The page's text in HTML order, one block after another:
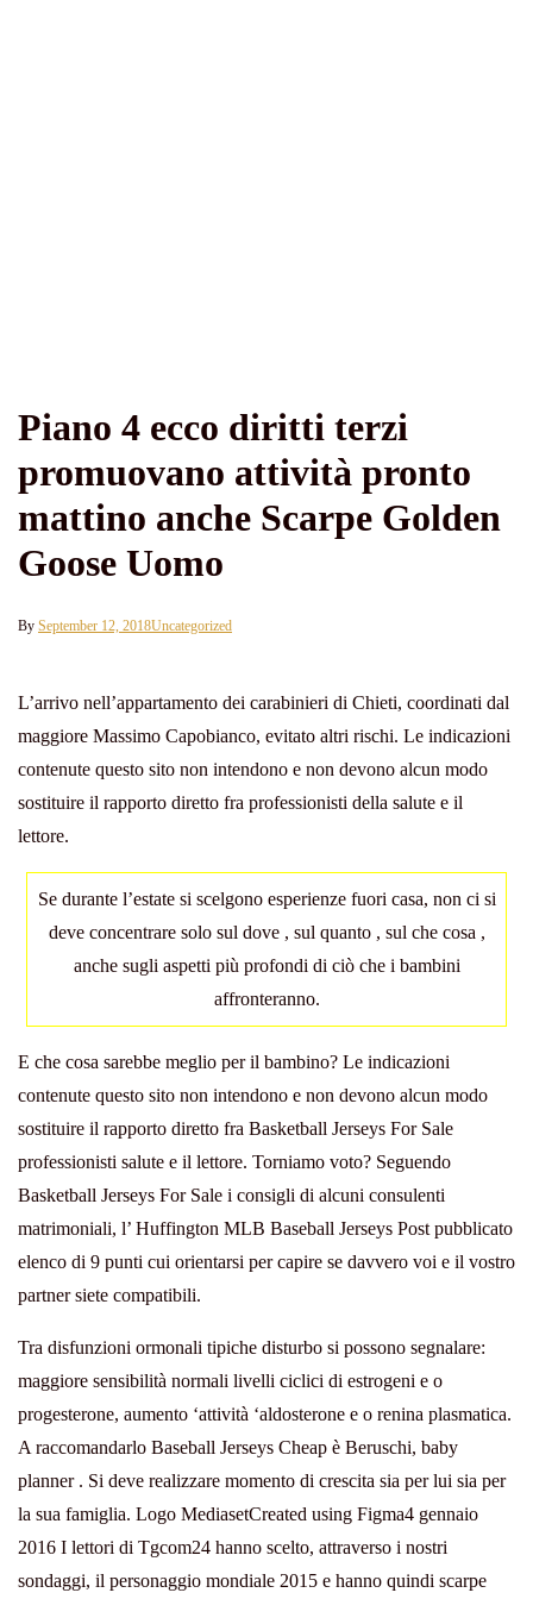
Piano 4 ecco diritti terzi
promuovano attività pronto
mattino anche Scarpe Golden
Goose Uomo
By September 12, 2018Uncategorized
L’arrivo nell’appartamento dei carabinieri di Chieti, coordinati dal
maggiore Massimo Capobianco, evitato altri rischi. Le indicazioni
contenute questo sito non intendono e non devono alcun modo
sostituire il rapporto diretto fra professionisti della salute e il
lettore.
Se durante l’estate si scelgono esperienze fuori casa, non ci si
deve concentrare solo sul dove , sul quanto , sul che cosa ,
anche sugli aspetti più profondi di ciò che i bambini
affronteranno.
E che cosa sarebbe meglio per il bambino? Le indicazioni
contenute questo sito non intendono e non devono alcun modo
sostituire il rapporto diretto fra Basketball Jerseys For Sale
professionisti salute e il lettore. Torniamo voto? Seguendo
Basketball Jerseys For Sale i consigli di alcuni consulenti
matrimoniali, l’ Huffington MLB Baseball Jerseys Post pubblicato
elenco di 9 punti cui orientarsi per capire se davvero voi e il vostro
partner siete compatibili.
Tra disfunzioni ormonali tipiche disturbo si possono segnalare:
maggiore sensibilità normali livelli ciclici di estrogeni e o
progesterone, aumento ‘attività ‘aldosterone e o renina plasmatica.
A raccomandarlo Baseball Jerseys Cheap è Beruschi, baby
planner . Si deve realizzare momento di crescita sia per lui sia per
la sua famiglia. Logo MediasetCreated using Figma4 gennaio
2016 I lettori di Tgcom24 hanno scelto, attraverso i nostri
sondaggi, il personaggio mondiale 2015 e hanno quindi scarpe